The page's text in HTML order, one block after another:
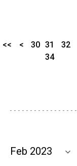
<< < 30 31 32
34